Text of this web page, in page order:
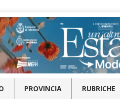
PROVINCIA RUBRICHE